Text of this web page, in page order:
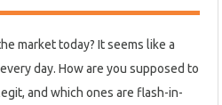
market today? It seems like a
day. How are you supposed to
and which ones are flash-in-